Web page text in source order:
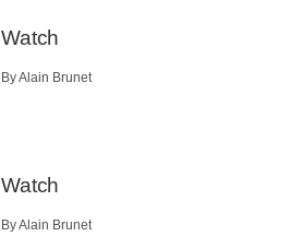
Watch
By Alain Brunet
Watch
By Alain Brunet